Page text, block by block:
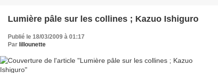
Lumière pâle sur les collines ; Kazuo Ishiguro
Publié le 18/03/2009 à 01:17
Par lillounette